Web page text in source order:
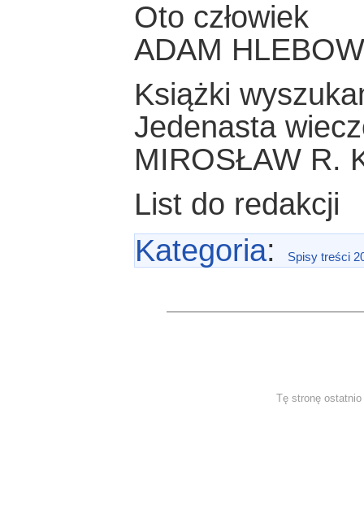
Oto człowiek
ADAM
Książki
Jedenasta
MIROSŁAW R.
List do redakcji
Kategoria: Spisy treści
Tę stronę